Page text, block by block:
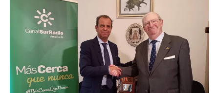
CONSEJO
SELLAN